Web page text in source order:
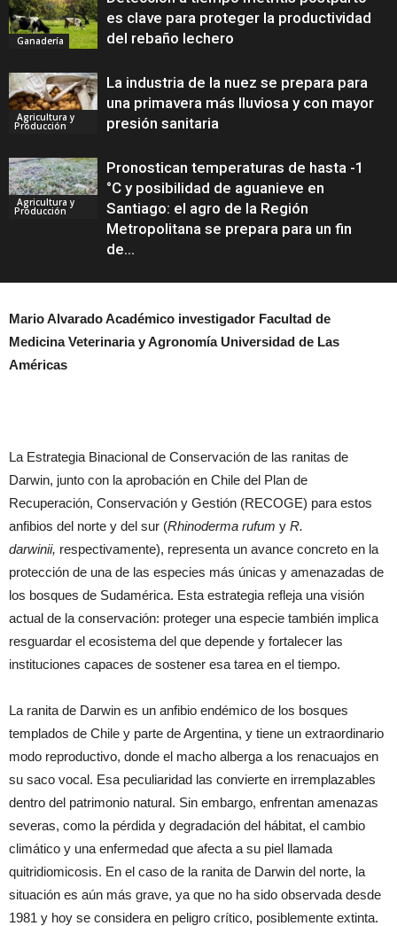
Ganadería
es clave para proteger la productividad
del rebaño lechero
Agricultura y
Producción
La industria de la nuez se prepara para
una primavera más lluviosa y con mayor
presión sanitaria
Agricultura y
Producción
Pronostican temperaturas de hasta -1
°C y posibilidad de aguanieve en
Santiago: el agro de la Región
Metropolitana se prepara para un fin
de...
Mario Alvarado Académico investigador Facultad de
Medicina Veterinaria y Agronomía Universidad de Las
Américas
La Estrategia Binacional de Conservación de las ranitas de
Darwin, junto con la aprobación en Chile del Plan de
Recuperación, Conservación y Gestión (RECOGE) para estos
anfibios del norte y del sur (Rhinoderma rufum y R.
darwinii, respectivamente), representa un avance concreto en la
protección de una de las especies más únicas y amenazadas de
los bosques de Sudamérica. Esta estrategia refleja una visión
actual de la conservación: proteger una especie también implica
resguardar el ecosistema del que depende y fortalecer las
instituciones capaces de sostener esa tarea en el tiempo.
La ranita de Darwin es un anfibio endémico de los bosques
templados de Chile y parte de Argentina, y tiene un extraordinario
modo reproductivo, donde el macho alberga a los renacuajos en
su saco vocal. Esa peculiaridad las convierte en irremplazables
dentro del patrimonio natural. Sin embargo, enfrentan amenazas
severas, como la pérdida y degradación del hábitat, el cambio
climático y una enfermedad que afecta a su piel llamada
quitridiomicosis. En el caso de la ranita de Darwin del norte, la
situación es aún más grave, ya que no ha sido observada desde
1981 y hoy se considera en peligro crítico, posiblemente extinta.